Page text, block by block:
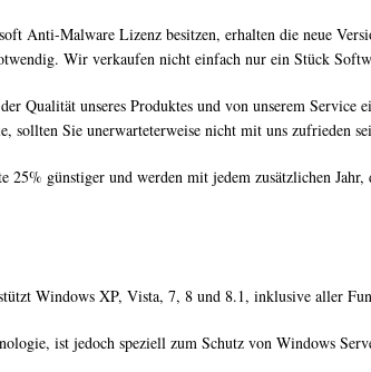
Anti-Malware Lizenz besitzen, erhalten die neue
Wir verkaufen nicht einfach nur ein Stück
Qualität unseres Produktes und von unserem Service
sollten Sie unerwarteterweise nicht mit uns zufrieden
25% günstiger und werden mit jedem zusätzlichen
Windows XP, Vista, 7, 8 und 8.1, inklusive aller
ist jedoch speziell zum Schutz von Windows